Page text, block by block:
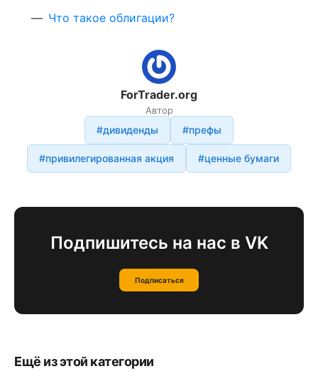
Что такое облигации?
ForTrader.org
Автор
#дивиденды #префы
#привилегированная акция #ценные бумаги
Подпишитесь на нас в VK
Подписаться
Ещё из этой категории